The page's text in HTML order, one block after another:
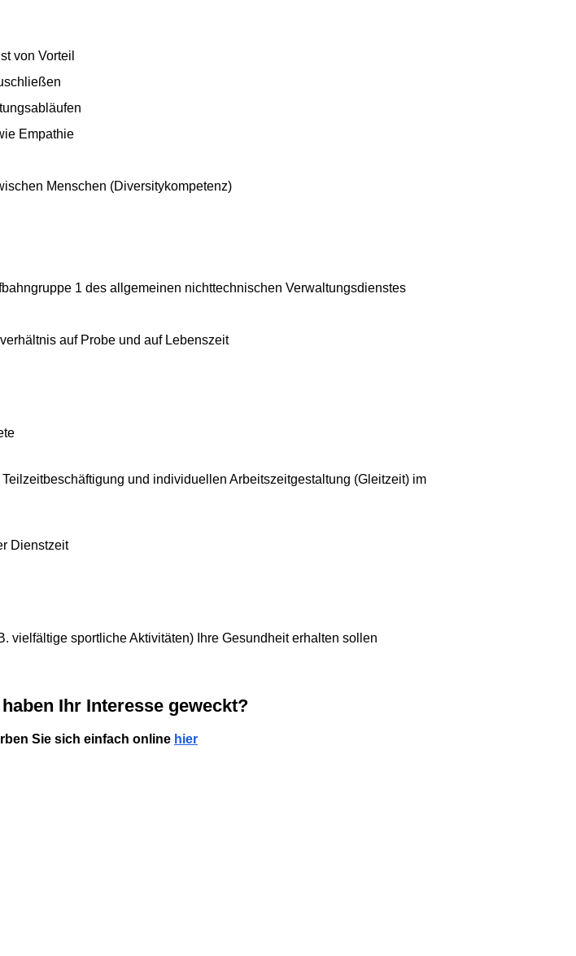
von Vorteil
Empathie
Menschen (Diversitykompetenz)
1 des allgemeinen nichttechnischen Verwaltungsdienstes
auf Probe und auf Lebenszeit
und individuellen Arbeitszeitgestaltung (Gleitzeit) im
Dienstzeit
vielfältige sportliche Aktivitäten) Ihre Gesundheit erhalten sollen
haben Ihr Interesse geweckt?
Sie sich einfach online hier